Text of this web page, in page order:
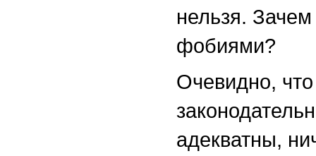
нельзя.
фобиями?
Очевидно,
адекватны,